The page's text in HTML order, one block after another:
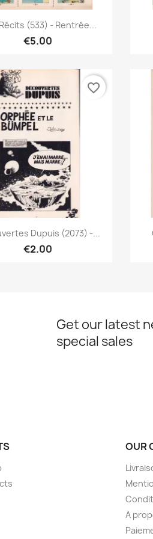
Quick view
(533) - Rentrée...
€5.00
Quick view
Dupuis (2073) -...
€2.00
favorite_border
Get our latest
special sales
OUR
A